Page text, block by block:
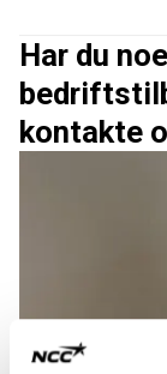
Har du
kontakte